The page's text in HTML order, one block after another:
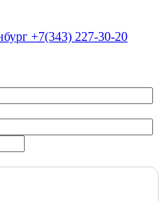
+7(343) 227-30-20